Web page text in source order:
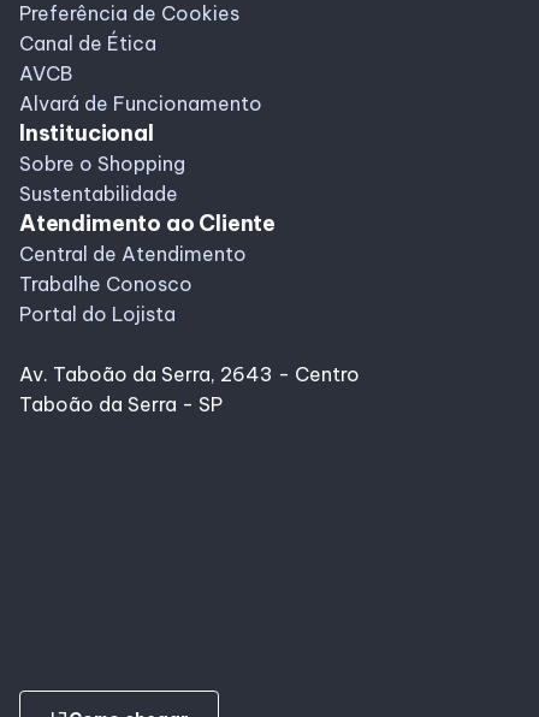
Preferência de Cookies
Canal de Ética
AVCB
Alvará de Funcionamento
Institucional
Sobre o Shopping
Sustentabilidade
Atendimento ao Cliente
Central de Atendimento
Trabalhe Conosco
Portal do Lojista
Av. Taboão da Serra, 2643 - Centro
Taboão da Serra - SP